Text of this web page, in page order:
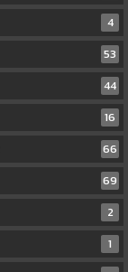
4
53
44
16
66
69
2
1